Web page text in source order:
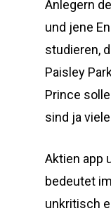
Anlegern
und jene
studieren,
Paisley
Prince
sind ja
Aktien app
bedeutet
unkritisch